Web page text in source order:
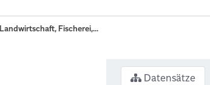
Landwirtschaft, Fischerei,...
Datensätze